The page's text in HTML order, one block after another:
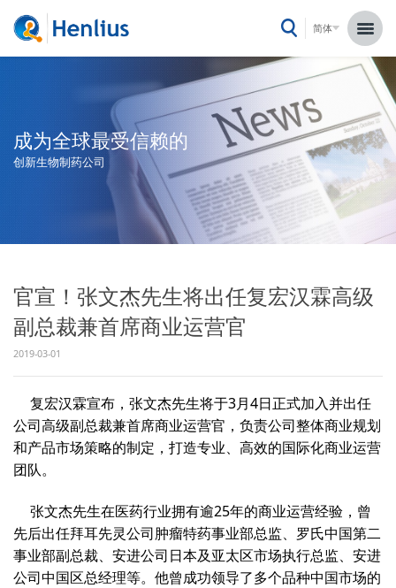
简体
成为全球最受信赖的
创新生物制药公司
官宣！张文杰先生将出任复宏汉霖高级
副总裁兼首席商业运营官
2019-03-01
复宏汉霖宣布，张文杰先生将于3月4日正式加入并出任
公司高级副总裁兼首席商业运营官，负责公司整体商业规划
和产品市场策略的制定，打造专业、高效的国际化商业运营
团队。
张文杰先生在医药行业拥有逾25年的商业运营经验，曾
先后出任拜耳先灵公司肿瘤特药事业部总监、罗氏中国第二
事业部副总裁、安进公司日本及亚太区市场执行总监、安进
公司中国区总经理等。他曾成功领导了多个品种中国市场的